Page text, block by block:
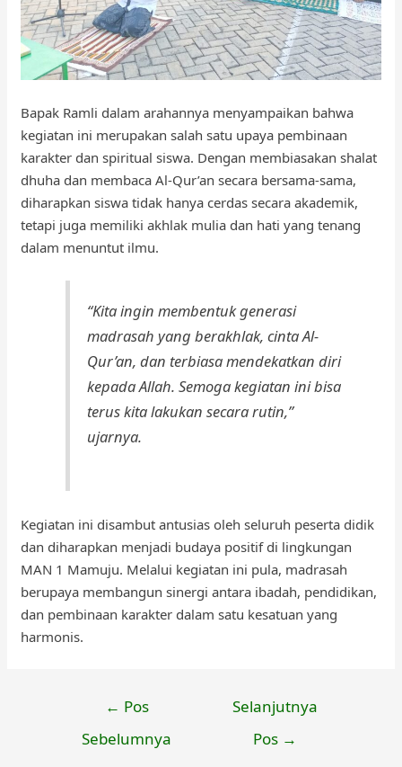
Bapak Ramli dalam arahannya menyampaikan bahwa
kegiatan ini merupakan salah satu upaya pembinaan
karakter dan spiritual siswa. Dengan membiasakan shalat
dhuha dan membaca Al-Qur’an secara bersama-sama,
diharapkan siswa tidak hanya cerdas secara akademik,
tetapi juga memiliki akhlak mulia dan hati yang tenang
dalam menuntut ilmu.
“Kita ingin membentuk generasi
madrasah yang berakhlak, cinta Al-
Qur’an, dan terbiasa mendekatkan diri
kepada Allah. Semoga kegiatan ini bisa
terus kita lakukan secara rutin,”
ujarnya.
Kegiatan ini disambut antusias oleh seluruh peserta didik
dan diharapkan menjadi budaya positif di lingkungan
MAN 1 Mamuju. Melalui kegiatan ini pula, madrasah
berupaya membangun sinergi antara ibadah, pendidikan,
dan pembinaan karakter dalam satu kesatuan yang
harmonis.
← Pos
Sebelumnya
Selanjutnya
Pos →